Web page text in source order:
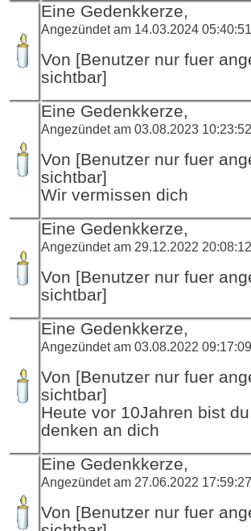
Eine Gedenkkerze,
Angezündet am 14.03.2024 05:40:51
Von [Benutzer nur fuer
sichtbar]
Eine Gedenkkerze,
Angezündet am 03.08.2023 10:23:52
Von [Benutzer nur fuer
sichtbar]
Wir vermissen dich
Eine Gedenkkerze,
Angezündet am 29.12.2022 20:08:12
Von [Benutzer nur fuer
sichtbar]
Eine Gedenkkerze,
Angezündet am 03.08.2022 09:17:09
Von [Benutzer nur fuer
sichtbar]
Heute vor 10Jahren bist
denken an dich
Eine Gedenkkerze,
Angezündet am 27.06.2022 17:59:27
Von [Benutzer nur fuer